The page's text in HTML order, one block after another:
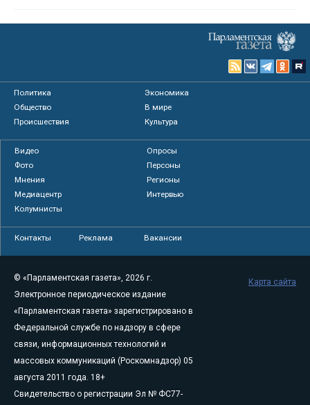
Политика
Экономика
Общество
В мире
Происшествия
Культура
Видео
Опросы
Фото
Персоны
Мнения
Регионы
Медиацентр
Интервью
Колумнисты
Контакты Реклама Вакансии
© «Парламентская газета», 2026 г.
Электронное периодическое издание
«Парламентская газета» зарегистрировано в
Федеральной службе по надзору в сфере
связи, информационных технологий и
массовых коммуникаций (Роскомнадзор) 05
августа 2011 года. 18+
Свидетельство о регистрации Эл № ФС77-
Карта сайта